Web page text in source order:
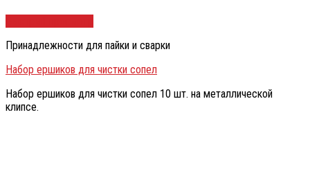
Принадлежности для пайки и сварки
Набор ершиков для чистки сопел
Набор ершиков для чистки сопел 10 шт. на металлической
клипсе.